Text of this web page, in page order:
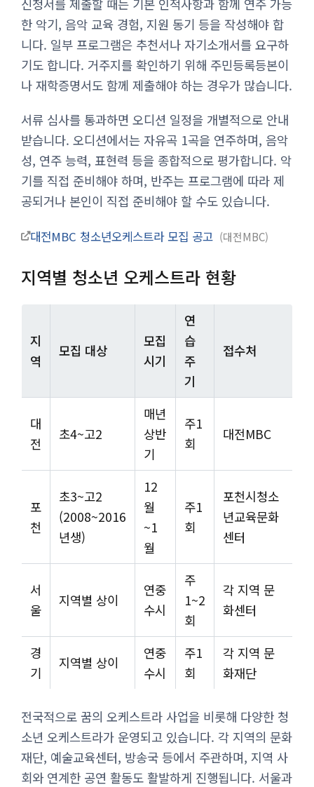
신청서를 제출할 때는 기본 인적사항과 함께 연주 가능
한 악기, 음악 교육 경험, 지원 동기 등을 작성해야 합
니다. 일부 프로그램은 추천서나 자기소개서를 요구하
기도 합니다. 거주지를 확인하기 위해 주민등록등본이
나 재학증명서도 함께 제출해야 하는 경우가 많습니다.
서류 심사를 통과하면 오디션 일정을 개별적으로 안내
받습니다. 오디션에서는 자유곡 1곡을 연주하며, 음악
성, 연주 능력, 표현력 등을 종합적으로 평가합니다. 악
기를 직접 준비해야 하며, 반주는 프로그램에 따라 제
공되거나 본인이 직접 준비해야 할 수도 있습니다.
대전MBC 청소년오케스트라 모집 공고 대전MBC
지역별 청소년 오케스트라 현황
지
역
모집 대상
모집
시기
연
습
주
기
접수처
대
전
초4~고2
매년
상반
기
주1
회
대전MBC
포
천
초3~고2
(2008~2016
년생)
12
월
~1
월
주1
회
포천시청소
년교육문화
센터
서
울
지역별 상이
연중
수시
주
1~2
회
각 지역 문
화센터
경
기
지역별 상이
연중
수시
주1
회
각 지역 문
화재단
전국적으로 꿈의 오케스트라 사업을 비롯해 다양한 청
소년 오케스트라가 운영되고 있습니다. 각 지역의 문화
재단, 예술교육센터, 방송국 등에서 주관하며, 지역 사
회와 연계한 공연 활동도 활발하게 진행됩니다. 서울과